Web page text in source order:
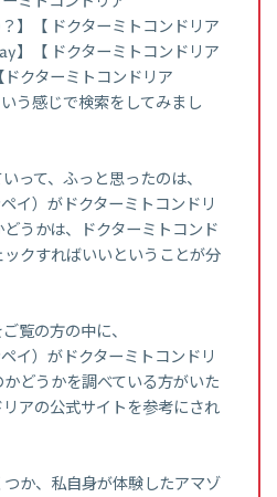
【 ドクターミトコンドリア
【 ドクターミトコンドリア
クターミトコンドリア
感じで検索をしてみまし
って、ふっと思ったのは、
イ）がドクターミトコンドリ
うかは、ドクターミトコンド
クすればいいということが分
覧の方の中に、
イ）がドクターミトコンドリ
どうかを調べている方がいた
アの公式サイトを参考にされ
か、私自身が体験したアマゾ